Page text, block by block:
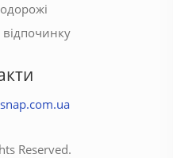
відпочинку
Reserved.